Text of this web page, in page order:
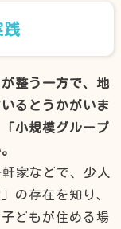
践
整う一方で、地
るとうかがいま
小規模グループ
家などで、少人
の存在を知り、
どもが住める場